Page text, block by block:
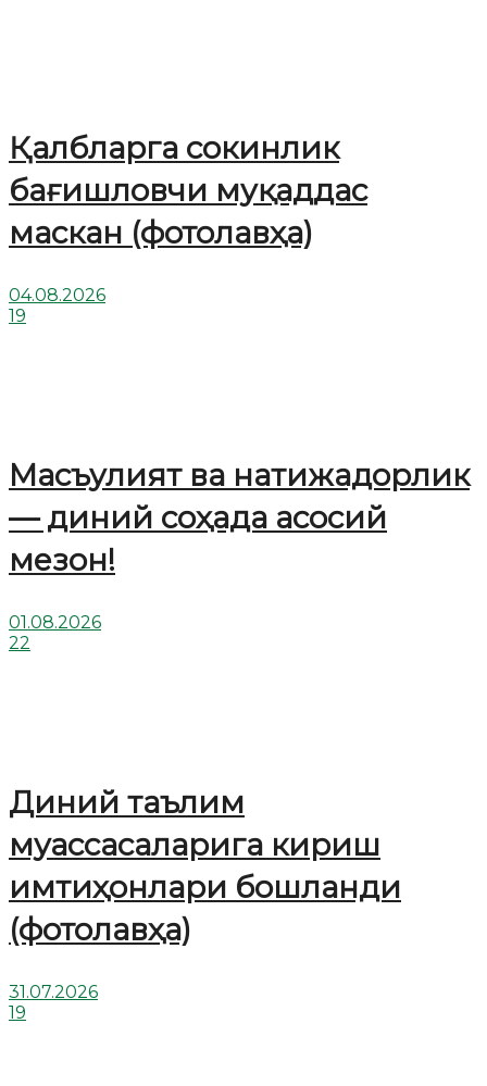
Қалбларга сокинлик
бағишловчи муқаддас
маскан (фотолавҳа)
04.08.2026
19
Масъулият ва натижадорлик
— диний соҳада асосий
мезон!
01.08.2026
22
Диний таълим
муассасаларига кириш
имтиҳонлари бошланди
(фотолавҳа)
31.07.2026
19